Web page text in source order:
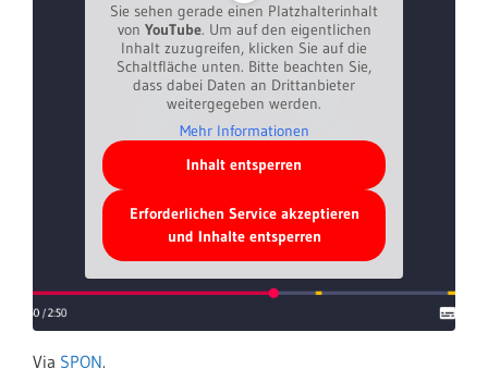
Sie sehen gerade einen Platzhalterinhalt
von YouTube. Um auf den eigentlichen
Inhalt zuzugreifen, klicken Sie auf die
Schaltfläche unten. Bitte beachten Sie,
dass dabei Daten an Drittanbieter
weitergegeben werden.
Mehr Informationen
Inhalt entsperren
Erforderlichen Service akzeptieren
und Inhalte entsperren
Via SPON.